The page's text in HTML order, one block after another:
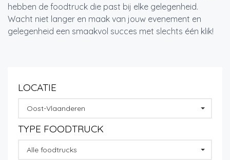
hebben de foodtruck die past bij elke gelegenheid.
Wacht niet langer en maak van jouw evenement en
gelegenheid een smaakvol succes met slechts één klik!
LOCATIE
Oost-Vlaanderen
TYPE FOODTRUCK
Alle foodtrucks